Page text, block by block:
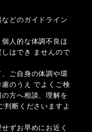
どのガイドライン
人的な体調不良ほ
はでき ませんので
ご自身の体調や環
のうえ でよくご検
方へ相談、理解を
判断くださいますよ
ずお早めにお近く